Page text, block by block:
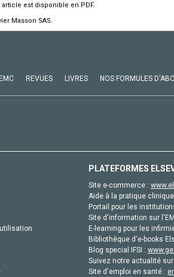
est disponible en PDF.
Masson SAS.
REVUES LIVRES NOS FORMULES
PLATEFORMES
Site e-commerce :
Aide à la pratique
Portail pour les
Site d'information sur
E-learning pour les
Bibliothèque d'e-books
Blog special IFSI :
Suivez notre actualité
Site d'emploi en santé :